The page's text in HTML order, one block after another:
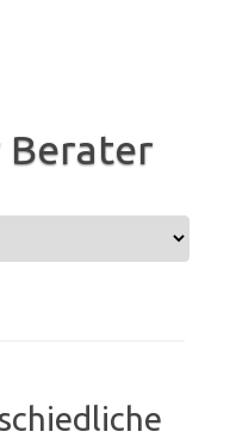
Berater